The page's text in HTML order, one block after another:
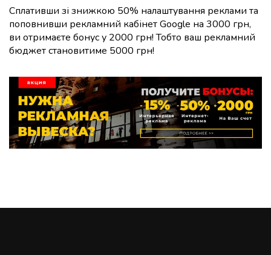
Сплативши зі знижкою 50% налаштування реклами та
поповнивши рекламний кабінет Google на 3000 грн,
ви отримаєте бонус у 2000 грн! Тобто ваш рекламний
бюджет становитиме 5000 грн!